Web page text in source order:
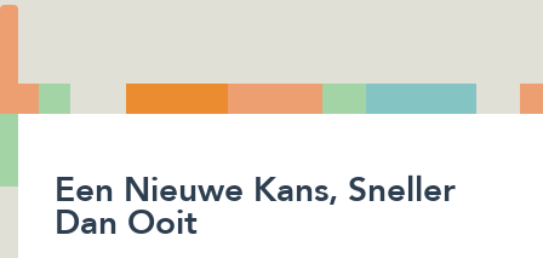
Een Nieuwe Kans, Sneller
Dan Ooit